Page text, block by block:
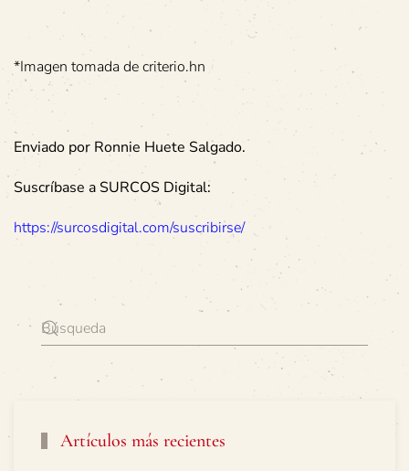
*Imagen tomada de criterio.hn
Enviado por Ronnie Huete Salgado.
Suscríbase a SURCOS Digital:
https://surcosdigital.com/suscribirse/
Artículos más recientes